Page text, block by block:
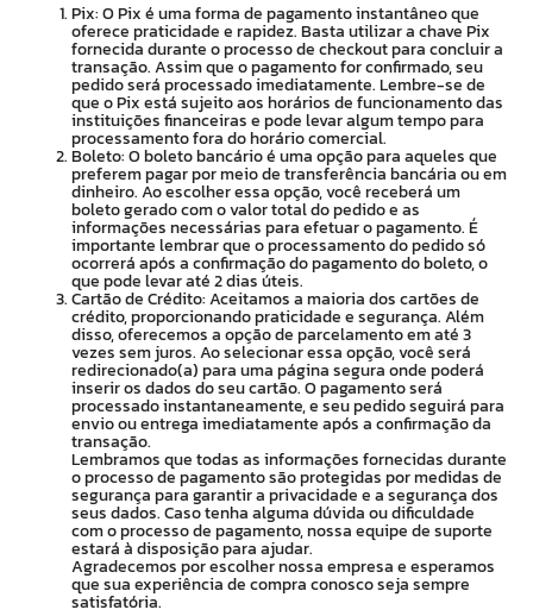
Pix: O Pix é uma forma de pagamento instantâneo que
oferece praticidade e rapidez. Basta utilizar a chave Pix
fornecida durante o processo de checkout para concluir a
transação. Assim que o pagamento for confirmado, seu
pedido será processado imediatamente. Lembre-se de
que o Pix está sujeito aos horários de funcionamento das
instituições financeiras e pode levar algum tempo para
processamento fora do horário comercial.
Boleto: O boleto bancário é uma opção para aqueles que
preferem pagar por meio de transferência bancária ou em
dinheiro. Ao escolher essa opção, você receberá um
boleto gerado com o valor total do pedido e as
informações necessárias para efetuar o pagamento. É
importante lembrar que o processamento do pedido só
ocorrerá após a confirmação do pagamento do boleto, o
que pode levar até 2 dias úteis.
Cartão de Crédito: Aceitamos a maioria dos cartões de
crédito, proporcionando praticidade e segurança. Além
disso, oferecemos a opção de parcelamento em até 3
vezes sem juros. Ao selecionar essa opção, você será
redirecionado(a) para uma página segura onde poderá
inserir os dados do seu cartão. O pagamento será
processado instantaneamente, e seu pedido seguirá para
envio ou entrega imediatamente após a confirmação da
transação.
Lembramos que todas as informações fornecidas durante
o processo de pagamento são protegidas por medidas de
segurança para garantir a privacidade e a segurança dos
seus dados. Caso tenha alguma dúvida ou dificuldade
com o processo de pagamento, nossa equipe de suporte
estará à disposição para ajudar.
Agradecemos por escolher nossa empresa e esperamos
que sua experiência de compra conosco seja sempre
satisfatória.